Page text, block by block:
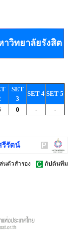
าวิทยาลัยรังสิต
SET
3
SET 4 SET 5
0 - -
รัตน์
นตัวสำรอง กัปตันทีม